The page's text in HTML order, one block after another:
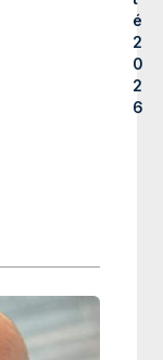
é
2
0
2
6